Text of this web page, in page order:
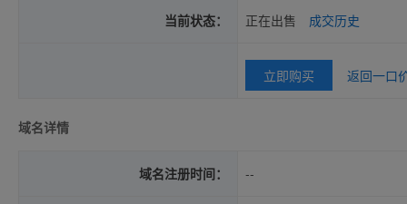
当前状态： 正在出售 成交历史
立即购买 返回一口
域名详情
域名注册时间： --